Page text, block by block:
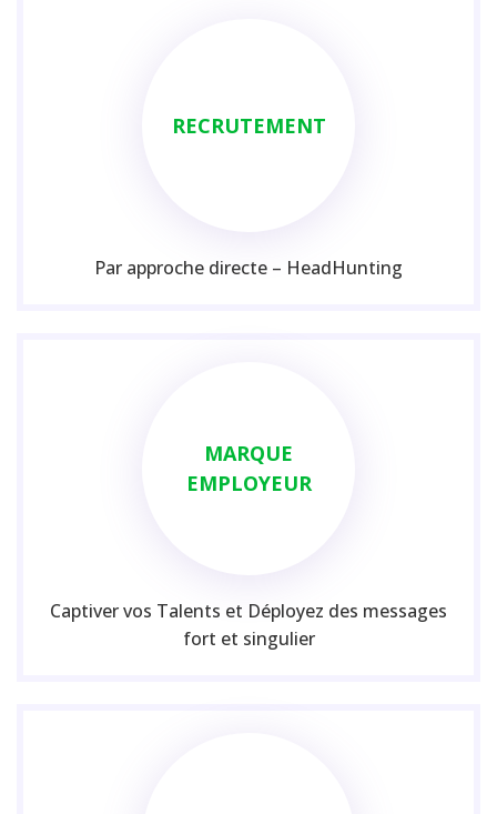
RECRUTEMENT
Par approche directe – HeadHunting
MARQUE
EMPLOYEUR
Captiver vos Talents et Déployez des messages
fort et singulier